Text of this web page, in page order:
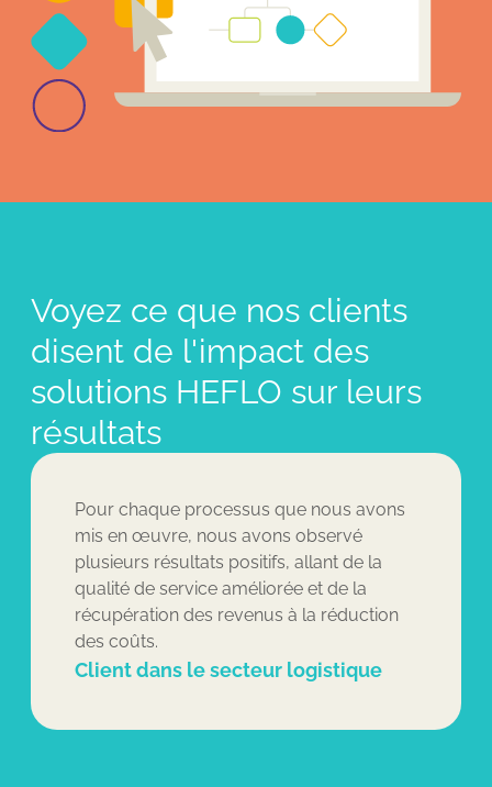
Voyez ce que nos clients
disent de l'impact des
solutions HEFLO sur leurs
résultats
avons
réduction
Les principaux avantages que nous
tirés des applications automatisées
HEFLO incluent une fiabilité accrue
l'exécution, une meilleure gestion
délais clients et une réduction du
tâches.
processus et partenaire BPM